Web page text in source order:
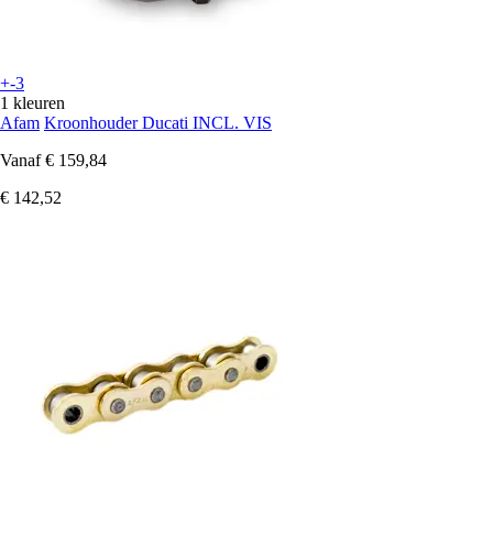
+-3
1 kleuren
Afam Kroonhouder Ducati INCL. VIS
Vanaf € 159,84
€ 142,52